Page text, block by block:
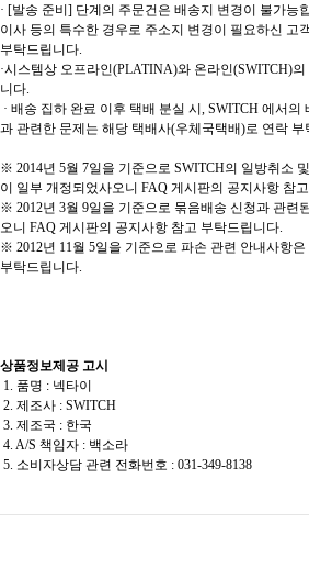
· [발송 준비] 단계의 주문건은 배송지 변경이 불가능
이사 등의 특수한 경우로 주소지 변경이 필요하신 고
부탁드립니다.
·시스템상 오프라인(PLATINA)와 온라인(SWITCH)
니다.
· 배송 집하 완료 이후 택배 분실 시, SWITCH 에서
과 관련한 문제는 해당 택배사(우체국택배)로 연락 부
※ 2014년 5월 7일을 기준으로 SWITCH의 일방취소
이 일부 개정되었사오니 FAQ 게시판의 공지사항 참
※ 2012년 3월 9일을 기준으로 묶음배송 신청과 관련
오니 FAQ 게시판의 공지사항 참고 부탁드립니다.
※ 2012년 11월 5일을 기준으로 파손 관련 안내사항
부탁드립니다.
상품정보제공 고시
1. 품명 : 넥타이
2. 제조사 : SWITCH
3. 제조국 : 한국
4. A/S 책임자 : 백소라
5. 소비자상담 관련 전화번호 : 031-349-8138